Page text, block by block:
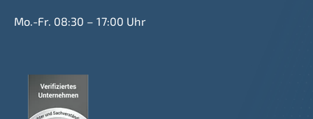
Mo.-Fr. 08:30 – 17:00 Uhr